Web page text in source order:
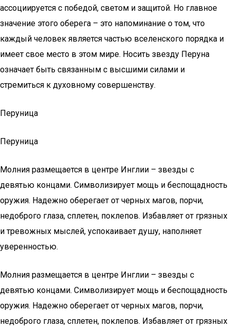
ассоциируется с победой, светом и защитой. Но главное
значение этого оберега – это напоминание о том, что
каждый человек является частью вселенского порядка и
имеет свое место в этом мире. Носить звезду Перуна
означает быть связанным с высшими силами и
стремиться к духовному совершенству.
Перуница
Перуница
Молния размещается в центре Инглии – звезды с
девятью концами. Символизирует мощь и беспощадность
оружия. Надежно оберегает от черных магов, порчи,
недоброго глаза, сплетен, поклепов. Избавляет от грязных
и тревожных мыслей, успокаивает душу, наполняет
уверенностью.
Молния размещается в центре Инглии – звезды с
девятью концами. Символизирует мощь и беспощадность
оружия. Надежно оберегает от черных магов, порчи,
недоброго глаза, сплетен, поклепов. Избавляет от грязных